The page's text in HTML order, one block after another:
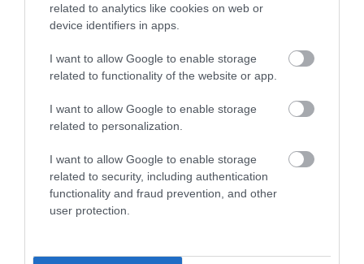
related to analytics like cookies on web or
device identifiers in apps.
I want to allow Google to enable storage
related to functionality of the website or app.
I want to allow Google to enable storage
related to personalization.
I want to allow Google to enable storage
related to security, including authentication
functionality and fraud prevention, and other
user protection.
NYEREMÉNYJÁTÉK! Fizess elő most a Hamu és
Gyémánt magazinra, és legyen tied
nyereménykönyveink egyike, vagy egy 2 főre, 2